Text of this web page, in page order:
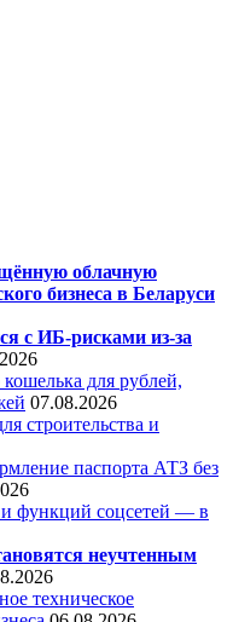
облачную
бизнеса в Беларуси
с ИБ-рисками из-за
для рублей,
07.08.2026
строительства и
паспорта АТЗ без
функций соцсетей — в
неучтенным
техническое